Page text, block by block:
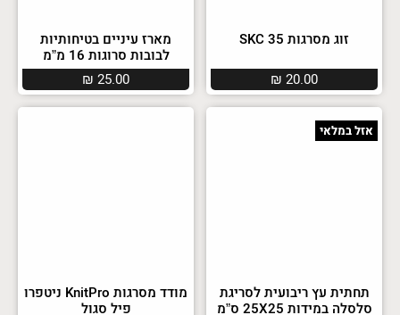
זוג מסרגות SKC 35
₪ 20.00
מארז עיניים בטיחותיות
לבובות סרוגות 16 מ”מ
₪ 25.00
אזל במלאי
תחתית עץ ריבועית לסריגת
סלסלה במידות 25X25 ס”מ
מודד מסרגות KnitPro ניטפרו
פיל סגול